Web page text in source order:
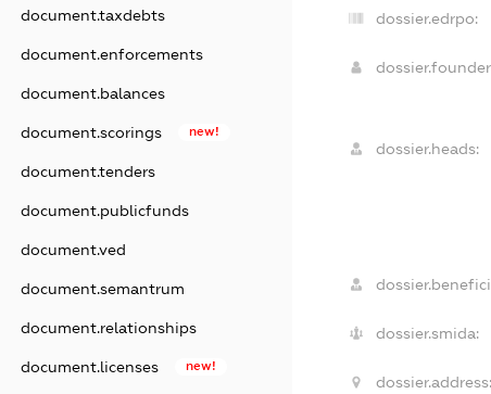
document.taxdebts
document.enforcements
document.balances
document.scorings new!
document.tenders
document.publicfunds
document.ved
document.semantrum
document.relationships
document.licenses new!
dossier.edrpo:
dossier.heads:
dossier.smida:
dossier.address: